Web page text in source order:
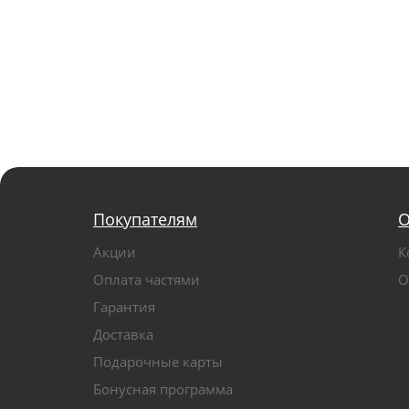
Покупателям
Акции
Оплата частями
Гарантия
Доставка
Подарочные карты
Бонусная программа